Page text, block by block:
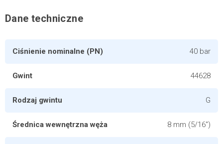
Dane techniczne
Ciśnienie nominalne (PN) 40 bar
Gwint 44628
Rodzaj gwintu G
Średnica wewnętrzna węża 8 mm (5/16")